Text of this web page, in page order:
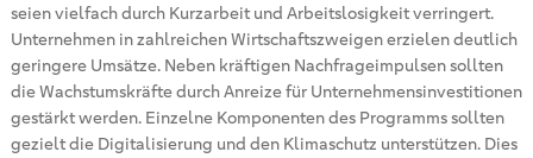
seien vielfach durch Kurzarbeit und Arbeitslosigkeit verringert.
Unternehmen in zahlreichen Wirtschaftszweigen erzielen deutlich
geringere Umsätze. Neben kräftigen Nachfrageimpulsen sollten
die Wachstumskräfte durch Anreize für Unternehmensinvestitionen
gestärkt werden. Einzelne Komponenten des Programms sollten
gezielt die Digitalisierung und den Klimaschutz unterstützen. Dies